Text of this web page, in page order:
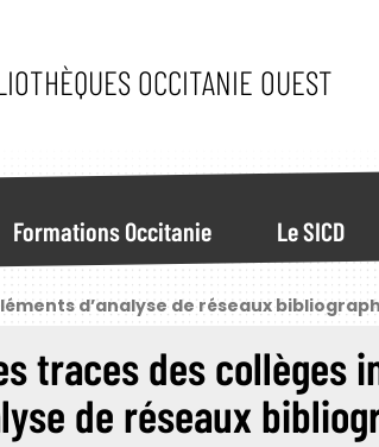
OCCITANIE OUEST
Formations Occitanie Le SICD
d’analyse de réseaux
traces des collèges
de réseaux